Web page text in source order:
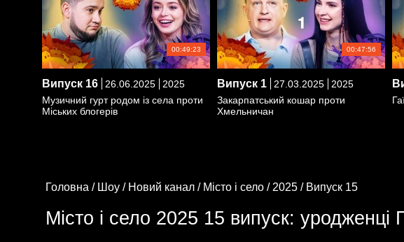
00:49:23
Випуск 16 26.06.2025
2025
Музичний гурт родом із села проти
Міських блогерів
00:47:56
Випуск 1 27.03.2025
2025
Закарпатський кошар проти
Хмельничан
Головна / Шоу / Новий канал / Місто і село / 2025 / Випуск 15
Місто і село 2025 15 випуск: